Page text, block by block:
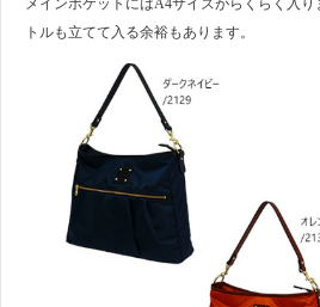
メインポケットにはA4サイズがらくらく入
トルも立てて入る余裕もあります。